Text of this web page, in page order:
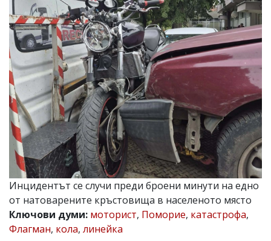
ЮГ
Управители:
Веселин
Василев,
email:
v.vasilev@flagman.bg
Катя
Касабова,
еmail:k.kassabova@flagman.bg
Главен
редактор:
Иван
Колев,
email:
office@flagman.bg
Коментарите
под
статиите
Инцидентът се случи преди броени минути на едно
от натоварените кръстовища в населеното място
Ключови думи: моторист, Поморие, катастрофа,
Флагман, кола, линейка